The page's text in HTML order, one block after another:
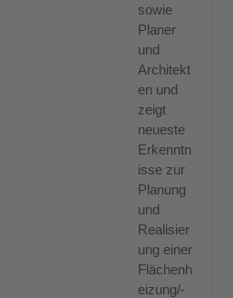
sowie
Planer
und
Architekt
en und
zeigt
neueste
Erkenntn
isse zur
Planung
und
Realisier
ung einer
Flächenh
eizung/-